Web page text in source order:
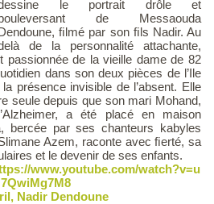
le portrait drôle et
de Messaouda
ﬁlmé par son ﬁls Nadir. Au
de la personnalité attachante,
passionnée de la vieille dame de 82
dans son deux pièces de l’Ile
présence invisible de l’absent. Elle
seule depuis que son mari Mohand,
a été placé en maison
bercée par ses chanteurs kabyles
Azem, raconte avec ﬁerté, sa
et le devenir de ses enfants.
www.youtube.com/watch?v=u
, Nadir Dendoune